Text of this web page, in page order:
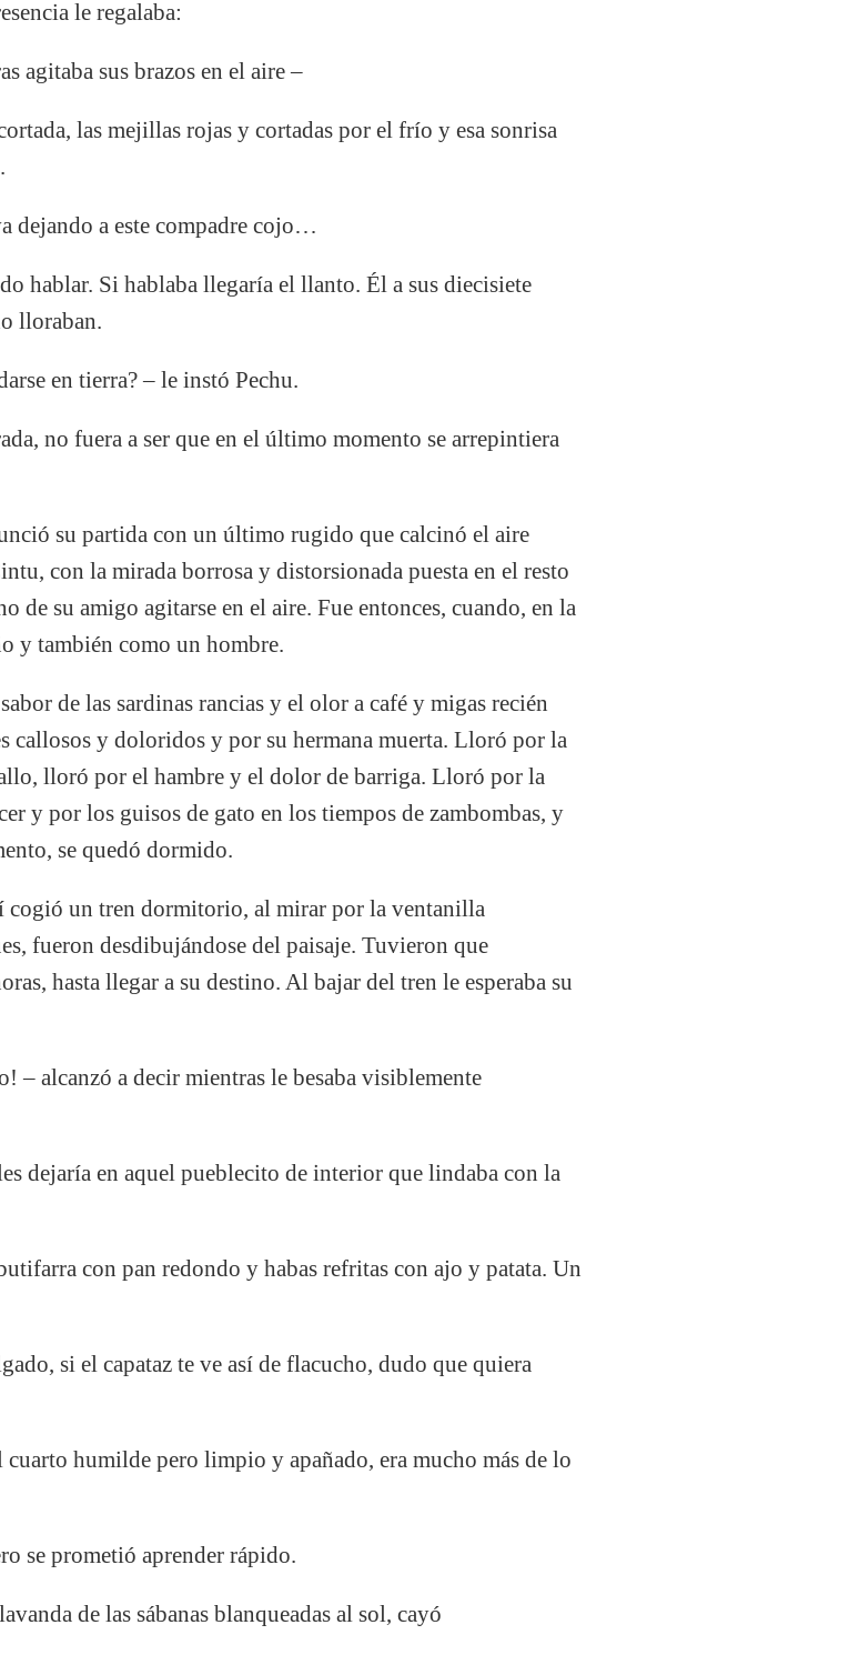
le regalaba:
agitaba sus brazos en el aire –
las mejillas rojas y cortadas por el frío y esa sonrisa
dejando a este compadre cojo…
hablar. Si hablaba llegaría el llanto. Él a sus diecisiete
lloraban.
en tierra? – le instó Pechu.
no fuera a ser que en el último momento se arrepintiera
su partida con un último rugido que calcinó el aire
con la mirada borrosa y distorsionada puesta en el resto
de su amigo agitarse en el aire. Fue entonces, cuando, en la
y también como un hombre.
de las sardinas rancias y el olor a café y migas recién
callosos y doloridos y por su hermana muerta. Lloró por la
lloró por el hambre y el dolor de barriga. Lloró por la
y por los guisos de gato en los tiempos de zambombas, y
se quedó dormido.
cogió un tren dormitorio, al mirar por la ventanilla
fueron desdibujándose del paisaje. Tuvieron que
hasta llegar a su destino. Al bajar del tren le esperaba su
– alcanzó a decir mientras le besaba visiblemente
dejaría en aquel pueblecito de interior que lindaba con la
con pan redondo y habas refritas con ajo y patata. Un
si el capataz te ve así de flacucho, dudo que quiera
humilde pero limpio y apañado, era mucho más de lo
se prometió aprender rápido.
de las sábanas blanqueadas al sol, cayó